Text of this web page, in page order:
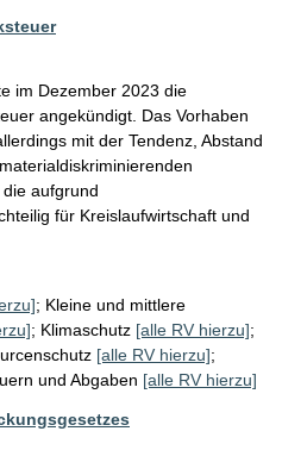
im Dezember 2023 die
angekündigt. Das Vorhaben
mit der Tendenz, Abstand
aufgrund
für Kreislaufwirtschaft und
; Kleine und mittlere
; Klimaschutz [alle RV hierzu];
[alle RV hierzu];
und Abgaben [alle RV hierzu]